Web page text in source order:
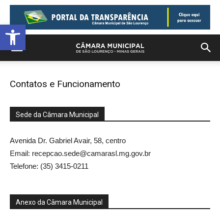
Barra de Ferramentas Aberta
Contatos e Funcionamento
Sede da Câmara Municipal
Avenida Dr. Gabriel Avair, 58, centro
Email: recepcao.sede@camarasl.mg.gov.br
Telefone: (35) 3415-0211
Anexo da Câmara Municipal